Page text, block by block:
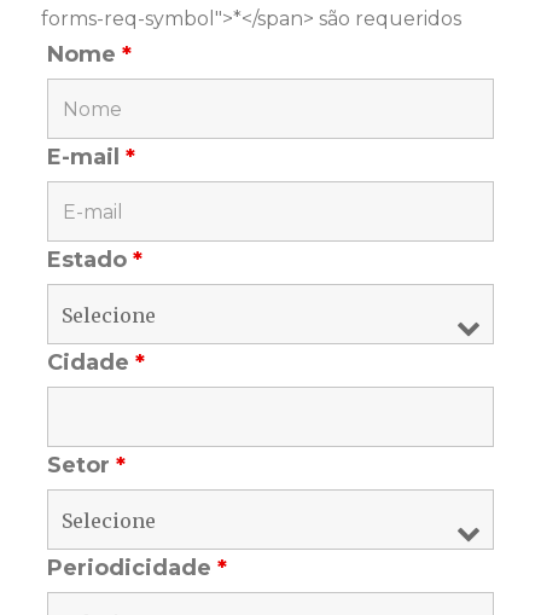
forms-req-symbol">*</span> são requeridos
Nome*
E-mail*
Estado*
Cidade*
Setor*
Periodicidade*